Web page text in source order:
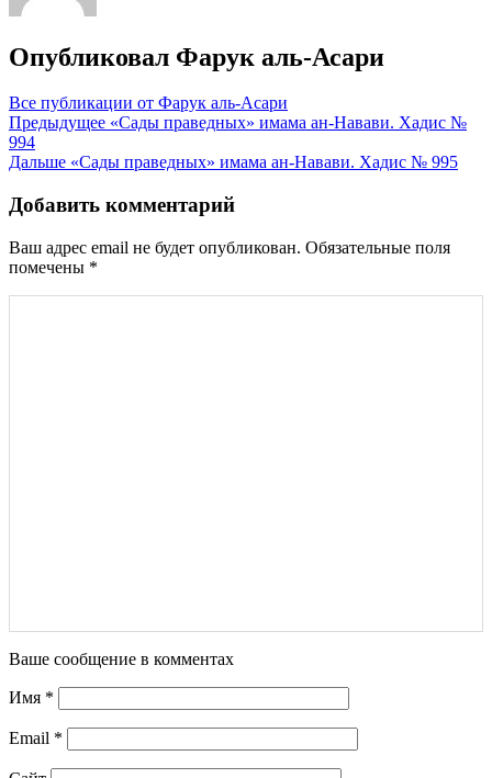
Опубликовал Фарук аль-Асари
Все публикации от Фарук аль-Асари
Навигация
по
Предыдущее «Сады праведных» имама ан-Навави. Хадис №
994
Дальше «Сады праведных» имама ан-Навави. Хадис № 995
Добавить комментарий
Ваш адрес email не будет опубликован. Обязательные поля
помечены *
Ваше сообщение в комментах
Имя *
Email *